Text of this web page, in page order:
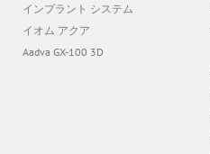
インプラント システム
イオム アクア
Aadva GX-100 3D